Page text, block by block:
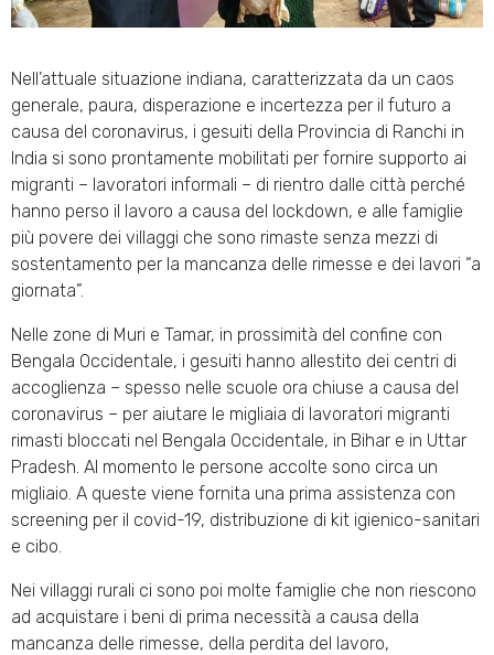
Nell’attuale situazione indiana, caratterizzata da un caos
generale, paura, disperazione e incertezza per il futuro a
causa del coronavirus, i gesuiti della Provincia di Ranchi in
India si sono prontamente mobilitati per fornire supporto ai
migranti – lavoratori informali – di rientro dalle città perché
hanno perso il lavoro a causa del lockdown, e alle famiglie
più povere dei villaggi che sono rimaste senza mezzi di
sostentamento per la mancanza delle rimesse e dei lavori “a
giornata”.
Nelle zone di Muri e Tamar, in prossimità del confine con
Bengala Occidentale, i gesuiti hanno allestito dei centri di
accoglienza – spesso nelle scuole ora chiuse a causa del
coronavirus – per aiutare le migliaia di lavoratori migranti
rimasti bloccati nel Bengala Occidentale, in Bihar e in Uttar
Pradesh. Al momento le persone accolte sono circa un
migliaio. A queste viene fornita una prima assistenza con
screening per il covid-19, distribuzione di kit igienico-sanitari
e cibo.
Nei villaggi rurali ci sono poi molte famiglie che non riescono
ad acquistare i beni di prima necessità a causa della
mancanza delle rimesse, della perdita del lavoro,